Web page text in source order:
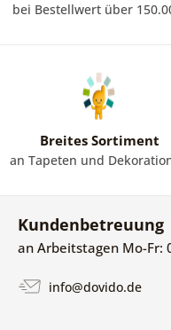
bei Bestellwert über
Breites Sortiment
an Tapeten und
Kundenbetreuung
an Arbeitstagen Mo-Fr:
info@dovido.de